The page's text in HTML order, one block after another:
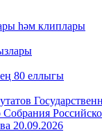
һәм клиплары
80 еллыгы
Собрания
20.09.2026